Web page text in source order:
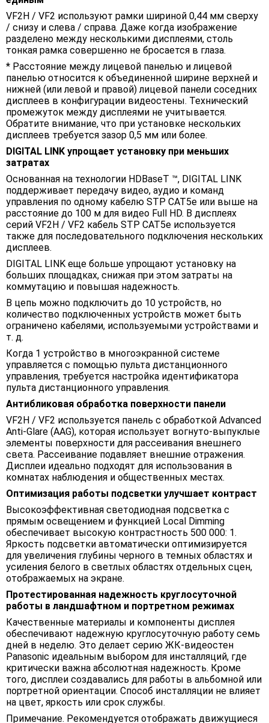
VF2H / VF2 используют рамки шириной 0,44 мм сверху
/ снизу и слева / справа. Даже когда изображение
разделено между несколькими дисплеями, столь
тонкая рамка совершенно не бросается в глаза.
* Расстояние между лицевой панелью и лицевой
панелью относится к объединенной ширине верхней и
нижней (или левой и правой) лицевой панели соседних
дисплеев в конфигурации видеостены. Технический
промежуток между дисплеями не учитывается.
Обратите внимание, что при установке нескольких
дисплеев требуется зазор 0,5 мм или более.
DIGITAL LINK упрощает установку при меньших
затратах
Основанная на технологии HDBaseT ™, DIGITAL LINK
поддерживает передачу видео, аудио и команд
управления по одному кабелю STP CAT5e или выше на
расстояние до 100 м для видео Full HD. В дисплеях
серий VF2H / VF2 кабель STP CAT5e используется
также для последовательного подключения нескольких
дисплеев.
DIGITAL LINK еще больше упрощают установку на
больших площадках, снижая при этом затраты на
коммутацию и повышая надежность.
В цепь можно подключить до 10 устройств, но
количество подключенных устройств может быть
ограничено кабелями, используемыми устройствами и
т. д.
Когда 1 устройство в многоэкранной системе
управляется с помощью пульта дистанционного
управления, требуется настройка идентификатора
пульта дистанционного управления.
Антибликовая обработка поверхности панели
VF2H / VF2 используется панель с обработкой Advanced
Anti-Glare (AAG), которая использует вогнуто-выпуклые
элементы поверхности для рассеивания внешнего
света. Рассеивание подавляет внешние отражения.
Дисплеи идеально подходят для использования в
комнатах наблюдения и общественных местах.
Оптимизация работы подсветки улучшает контраст
Высокоэффективная светодиодная подсветка с
прямым освещением и функцией Local Dimming
обеспечивает высокую контрастность 500 000: 1.
Яркость подсветки автоматически оптимизируется
для увеличения глубины черного в темных областях и
усиления белого в светлых областях отдельных сцен,
отображаемых на экране.
Протестированная надежность круглосуточной
работы в ландшафтном и портретном режимах
Качественные материалы и компоненты дисплея
обеспечивают надежную круглосуточную работу семь
дней в неделю. Это делает серию ЖК-видеостен
Panasonic идеальным выбором для инсталляций, где
критически важна абсолютная надежность. Кроме
того, дисплеи создавались для работы в альбомной или
портретной ориентации. Способ инсталляции не влияет
на цвет, яркость или срок службы.
Примечание. Рекомендуется отображать движущиеся